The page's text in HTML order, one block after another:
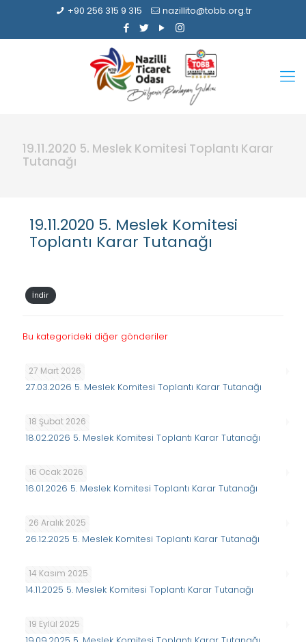
+90 256 315 9 315 nazillito@tobb.org.tr
19.11.2020 5. Meslek Komitesi Toplantı Karar
Tutanağı
19.11.2020 5. Meslek Komitesi
Toplantı Karar Tutanağı
İndir
Bu kategorideki diğer gönderiler
27 Mart 2026
27.03.2026 5. Meslek Komitesi Toplantı Karar Tutanağı
18 Şubat 2026
18.02.2026 5. Meslek Komitesi Toplantı Karar Tutanağı
16 Ocak 2026
16.01.2026 5. Meslek Komitesi Toplantı Karar Tutanağı
26 Aralık 2025
26.12.2025 5. Meslek Komitesi Toplantı Karar Tutanağı
14 Kasım 2025
14.11.2025 5. Meslek Komitesi Toplantı Karar Tutanağı
19 Eylül 2025